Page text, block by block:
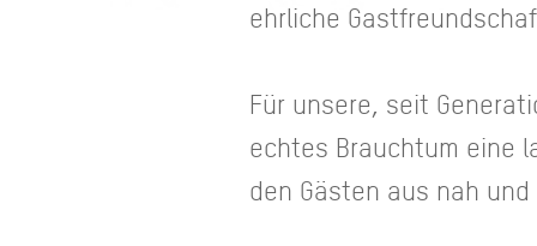
ehrliche
Für unsere, seit
echtes Brauchtum eine
den Gästen aus nah